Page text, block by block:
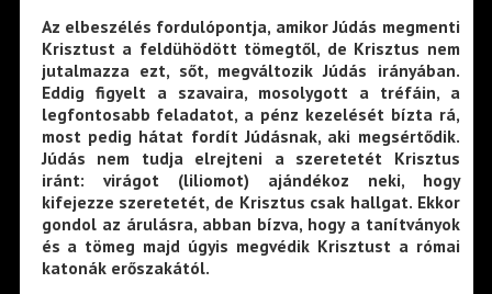
Az elbeszélés fordulópontja, amikor Júdás megmenti
Krisztust a feldühödött tömegtől, de Krisztus nem
jutalmazza ezt, sőt, megváltozik Júdás irányában.
Eddig figyelt a szavaira, mosolygott a tréfáin, a
legfontosabb feladatot, a pénz kezelését bízta rá,
most pedig hátat fordít Júdásnak, aki megsértődik.
Júdás nem tudja elrejteni a szeretetét Krisztus
iránt: virágot (liliomot) ajándékoz neki, hogy
kifejezze szeretetét, de Krisztus csak hallgat. Ekkor
gondol az árulásra, abban bízva, hogy a tanítványok
és a tömeg majd úgyis megvédik Krisztust a római
katonák erőszakától.